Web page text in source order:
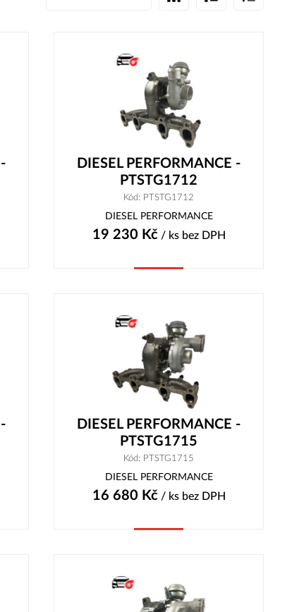
DIESEL PERFORMANCE -
PTSTG1712
Kód: PTSTG1712
DIESEL PERFORMANCE
19 230 Kč/ ks bez DPH
DIESEL PERFORMANCE -
PTSTG1715
Kód: PTSTG1715
DIESEL PERFORMANCE
16 680 Kč/ ks bez DPH